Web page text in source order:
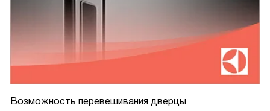
Возможность перевешивания дверцы